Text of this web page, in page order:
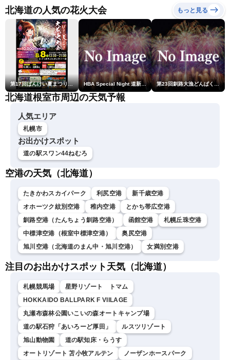
ニュースLiVEイブニング・
小川千奈／芳野達郎〉
北海道の人気の花火大会 もっと見る
第17回ばんけい夏まつり大花火大会 HBA Special Night 道新・秋華火（はなび） 第23回釧路大漁どんぱく花火大会 ～道新・光と音のファンタジー～
北海道根室市周辺の天気予報
人気エリア
札幌市
お出かけスポット
道の駅スワン44ねむろ
空港の天気（北海道）
たきかわスカイパーク 利尻空港
新千歳空港
オホーツク紋別空港
稚内空港
とかち帯広空港
釧路空港（たんちょう釧路空港）
函館空港
札幌丘珠空港
中標津空港（根室中標津空港）
奥尻空港
旭川空港（北海道のまん中・旭川空港）
女満別空港
注目のお出かけスポット天気（北海道）
札幌競馬場
星野リゾート トマム
HOKKAIDO BALLPARK F VIILAGE
丸瀬布森林公園いこいの森オートキャンプ場
道の駅石狩「あいろーど厚田」
ルスツリゾート
旭山動物園
道の駅知床・らうす
オートリゾート 苫小牧アルテン
ノーザンホースパーク